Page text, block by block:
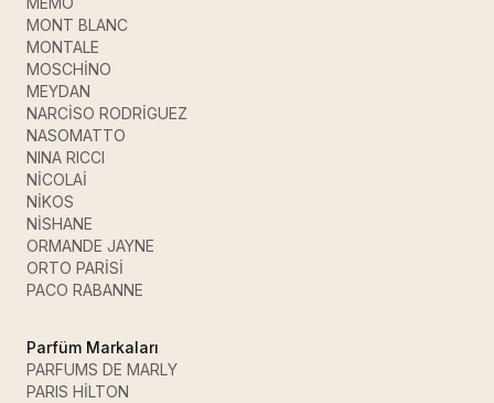
MONT BLANC
MONTALE
MOSCHİNO
MEYDAN
NARCİSO RODRİGUEZ
NASOMATTO
NINA RICCI
NİCOLAİ
NİKOS
NİSHANE
ORMANDE JAYNE
ORTO PARİSİ
PACO RABANNE
Parfüm Markaları
PARFUMS DE MARLY
PARIS HİLTON